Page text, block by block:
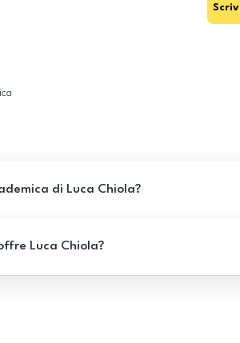
di Luca Chiola?
Luca Chiola?